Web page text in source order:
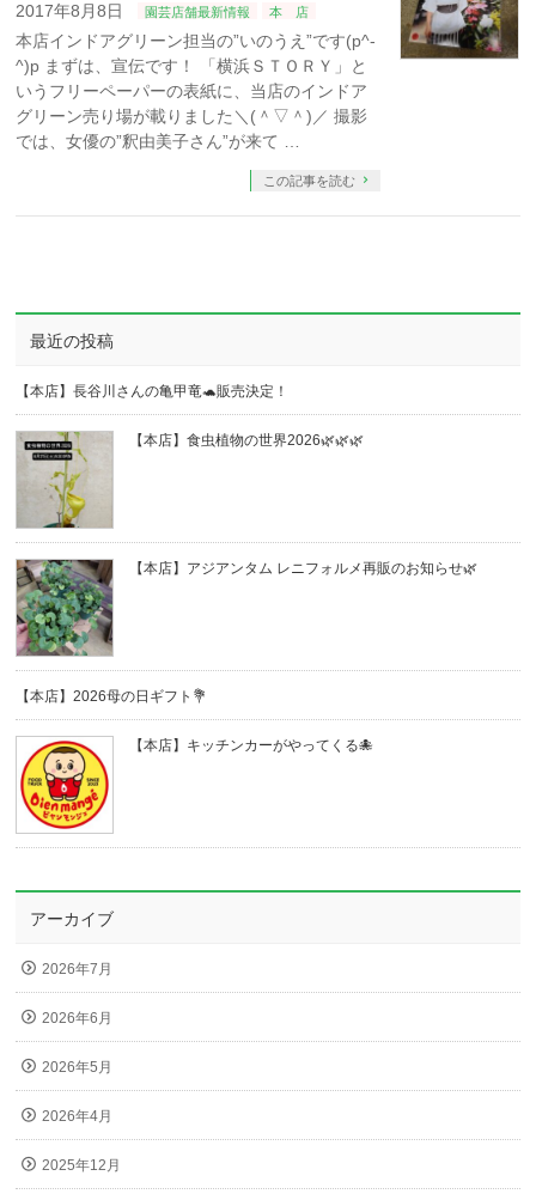
2017年8月8日 園芸店舗最新情報 本 店
本店インドアグリーン担当の”いのうえ”です(p^-
^)p まずは、宣伝です！ 「横浜ＳＴＯＲＹ」と
いうフリーペーパーの表紙に、当店のインドア
グリーン売り場が載りました＼(＾▽＾)／ 撮影
では、女優の”釈由美子さん”が来て …
この記事を読む
最近の投稿
【本店】長谷川さんの亀甲竜🐢販売決定！
【本店】食虫植物の世界2026🌿🌿🌿
【本店】アジアンタム レニフォルメ再販のお知らせ🌿
【本店】2026母の日ギフト💐
【本店】キッチンカーがやってくる🐙
アーカイブ
2026年7月
2026年6月
2026年5月
2026年4月
2025年12月